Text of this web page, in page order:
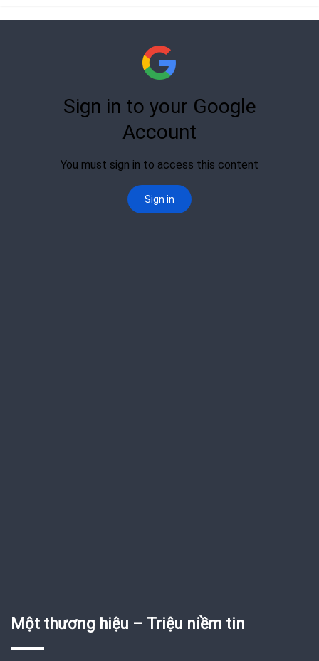
Một thương hiệu – Triệu niềm tin